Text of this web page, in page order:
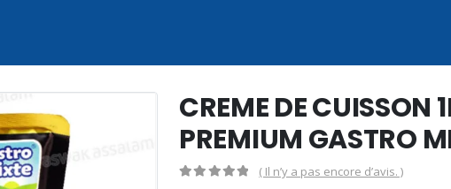
CREME DE CUISSON
PREMIUM GASTRO
( Il n’y a pas encore d’avis. )